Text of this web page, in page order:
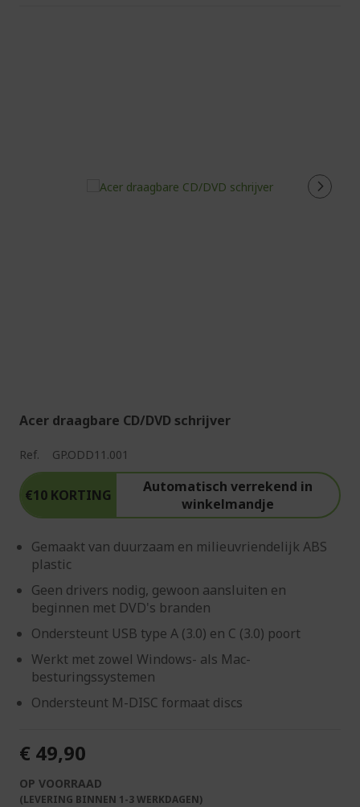
Acer draagbare CD/DVD schrijver
Ref. GP.ODD11.001
€10 KORTING
Automatisch verrekend in
winkelmandje
Gemaakt van duurzaam en milieuvriendelijk ABS
plastic
Geen drivers nodig, gewoon aansluiten en
beginnen met DVD's branden
Ondersteunt USB type A (3.0) en C (3.0) poort
Werkt met zowel Windows- als Mac-
besturingssystemen
Ondersteunt M-DISC formaat discs
€ 49,90
OP VOORRAAD
(LEVERING BINNEN 1-3 WERKDAGEN)